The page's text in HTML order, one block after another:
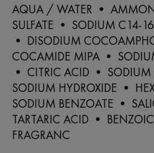
AQUA / WATER •
SULFATE • SODIUM C14-
• DISODIUM
COCAMIDE MIPA •
• CITRIC ACID • SODIUM
SODIUM HYDROXIDE •
SODIUM BENZOATE •
TARTARIC ACID •
FRAGRANC